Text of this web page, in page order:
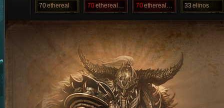
70ethereal 70 etherealshot 70 etherealsoul 33 elinos